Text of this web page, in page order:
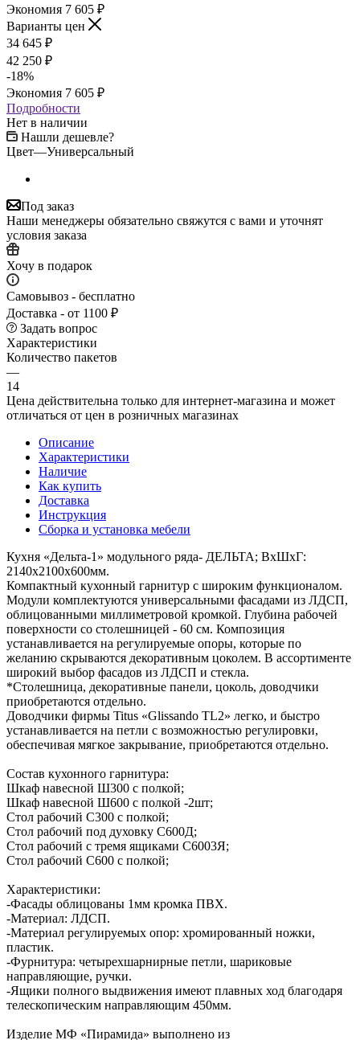
Экономия 7 605 ₽
Варианты цен
34 645 ₽
42 250 ₽
-18%
Экономия 7 605 ₽
Подробности
Нет в наличии
Нашли дешевле?
Цвет—Универсальный
Под заказ
Наши менеджеры обязательно свяжутся с вами и уточнят
условия заказа
Хочу в подарок
Самовывоз - бесплатно
Доставка - от 1100 ₽
Задать вопрос
Характеристики
Количество пакетов
—
14
Цена действительна только для интернет-магазина и может
отличаться от цен в розничных магазинах
Описание
Характеристики
Наличие
Как купить
Доставка
Инструкция
Сборка и установка мебели
Кухня «Дельта-1» модульного ряда- ДЕЛЬТА; ВхШхГ:
2140х2100х600мм.
Компактный кухонный гарнитур с широким функционалом.
Модули комплектуются универсальными фасадами из ЛДСП,
облицованными миллиметровой кромкой. Глубина рабочей
поверхности со столешницей - 60 см. Композиция
устанавливается на регулируемые опоры, которые по
желанию скрываются декоративным цоколем. В ассортименте
широкий выбор фасадов из ЛДСП и стекла.
*Столешница, декоративные панели, цоколь, доводчики
приобретаются отдельно.
Доводчики фирмы Titus «Glissando TL2» легко, и быстро
устанавливается на петли с возможностью регулировки,
обеспечивая мягкое закрывание, приобретаются отдельно.
Состав кухонного гарнитура:
Шкаф навесной Ш300 с полкой;
Шкаф навесной Ш600 с полкой -2шт;
Стол рабочий С300 с полкой;
Стол рабочий под духовку С600Д;
Стол рабочий с тремя ящиками С6003Я;
Стол рабочий С600 с полкой;
Характеристики:
-Фасады облицованы 1мм кромка ПВХ.
-Материал: ЛДСП.
-Материал регулируемых опор: хромированный ножки,
пластик.
-Фурнитура: четырехшарнирные петли, шариковые
направляющие, ручки.
-Ящики полного выдвижения имеют плавных ход благодаря
телескопическим направляющим 450мм.
Изделие МФ «Пирамида» выполнено из